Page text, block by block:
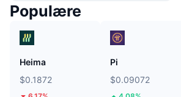
Populære
Heima
$0.1872
Pi
$0.09072